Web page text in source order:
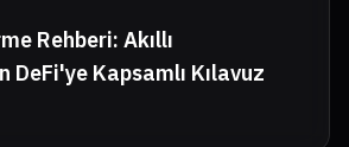
Rehberi: Akıllı
Kapsamlı Kılavuz